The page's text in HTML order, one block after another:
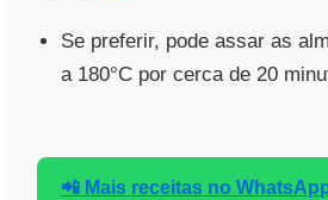
Se preferir, pode assar as
a 180°C por cerca de 20
📲 Mais receitas no